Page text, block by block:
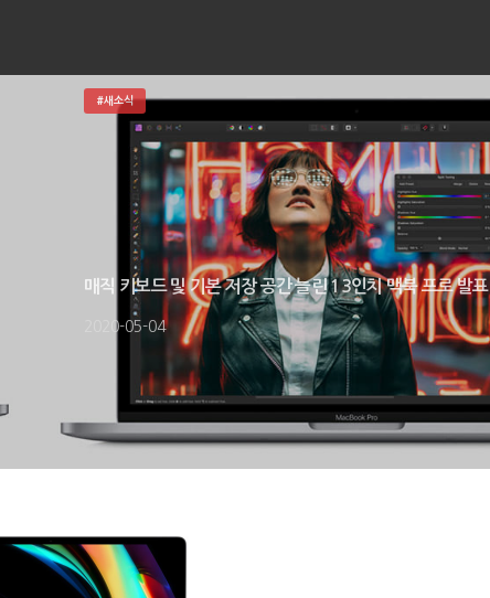
매직 키보드 및 기본 저장 공간 늘린 13인치 맥북 프로 발표
2020-05-04
#새소식